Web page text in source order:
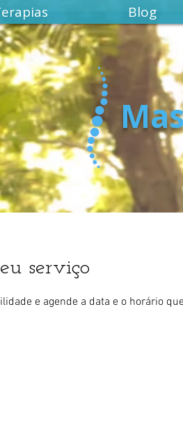
Blog
serviço
e agende a data e o horário